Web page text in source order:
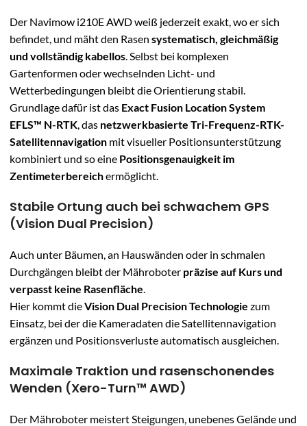
Der Navimow i210E AWD weiß jederzeit exakt, wo er sich
befindet, und mäht den Rasen systematisch, gleichmäßig
und vollständig kabellos. Selbst bei komplexen
Gartenformen oder wechselnden Licht- und
Wetterbedingungen bleibt die Orientierung stabil.
Grundlage dafür ist das Exact Fusion Location System
EFLS™ N-RTK, das netzwerkbasierte Tri-Frequenz-RTK-
Satellitennavigation mit visueller Positionsunterstützung
kombiniert und so eine Positionsgenauigkeit im
Zentimeterbereichermöglicht.
Stabile Ortung auch bei schwachem GPS
(Vision Dual Precision)
Auch unter Bäumen, an Hauswänden oder in schmalen
Durchgängen bleibt der Mähroboter präzise auf Kurs und
verpasst keine Rasenfläche.
Hier kommt dieVision Dual Precision Technologie zum
Einsatz, bei der die Kameradaten die Satellitennavigation
ergänzen und Positionsverluste automatisch ausgleichen.
Maximale Traktion und rasenschonendes
Wenden (Xero-Turn™ AWD)
Der Mähroboter meistert Steigungen, unebenes Gelände und